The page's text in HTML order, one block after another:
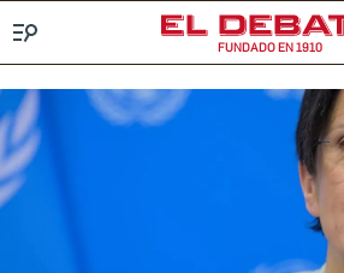
FUNDADO EN 1910